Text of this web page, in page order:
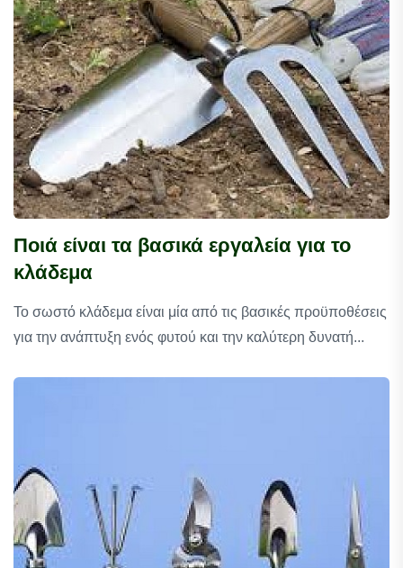
Ποιά είναι τα βασικά εργαλεία για το
κλάδεμα
Το σωστό κλάδεμα είναι μία από τις βασικές προϋποθέσεις
για την ανάπτυξη ενός φυτού και την καλύτερη δυνατή...